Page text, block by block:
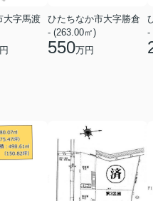
大字馬渡
ひたちなか市大字勝倉
- (263.00㎡)
550万円
-